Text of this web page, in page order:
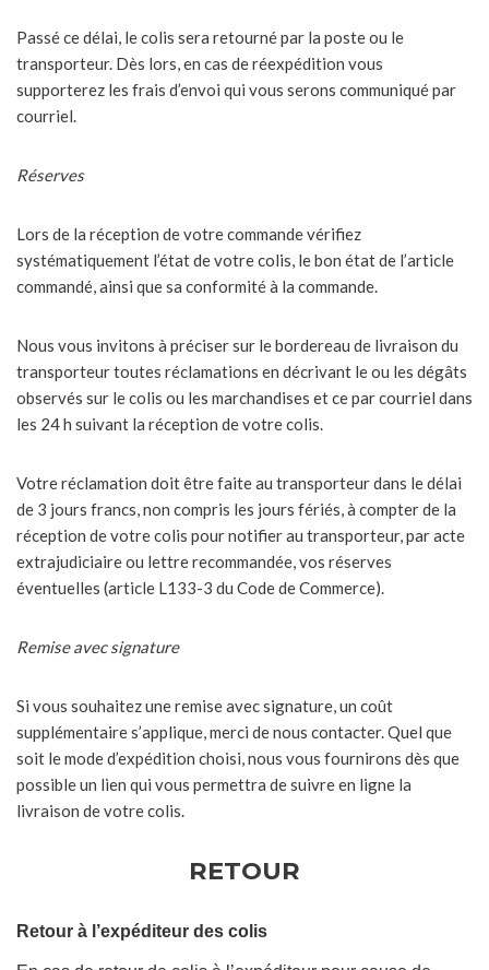
Passé ce délai, le colis sera retourné par la poste ou le
transporteur. Dès lors, en cas de réexpédition vous
supporterez les frais d’envoi qui vous serons communiqué par
courriel.
Réserves
Lors de la réception de votre commande vérifiez
systématiquement l’état de votre colis, le bon état de l’article
commandé, ainsi que sa conformité à la commande.
Nous vous invitons à préciser sur le bordereau de livraison du
transporteur toutes réclamations en décrivant le ou les dégâts
observés sur le colis ou les marchandises et ce par courriel dans
les 24 h suivant la réception de votre colis.
Votre réclamation doit être faite au transporteur dans le délai
de 3 jours francs, non compris les jours fériés, à compter de la
réception de votre colis pour notifier au transporteur, par acte
extrajudiciaire ou lettre recommandée, vos réserves
éventuelles (article L133-3 du Code de Commerce).
Remise avec signature
Si vous souhaitez une remise avec signature, un coût
supplémentaire s’applique, merci de nous contacter. Quel que
soit le mode d’expédition choisi, nous vous fournirons dès que
possible un lien qui vous permettra de suivre en ligne la
livraison de votre colis.
RETOUR
Retour à l’expéditeur des colis